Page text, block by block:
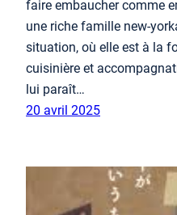
faire embaucher comme
une riche famille new-
situation, où elle est à la
cuisinière et
lui paraît…
20 avril 2025